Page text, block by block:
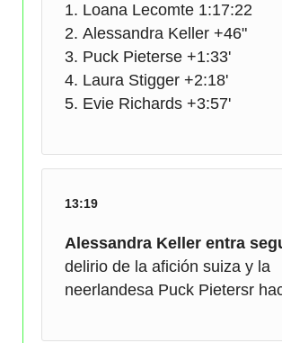
Loana Lecomte 1:17:22
Alessandra Keller +46"
Puck Pieterse +1:33'
Laura Stigger +2:18'
Evie Richards +3:57'
13:19
Alessandra Keller entra
delirio de la afición suiza y la
neerlandesa Puck Pietersr